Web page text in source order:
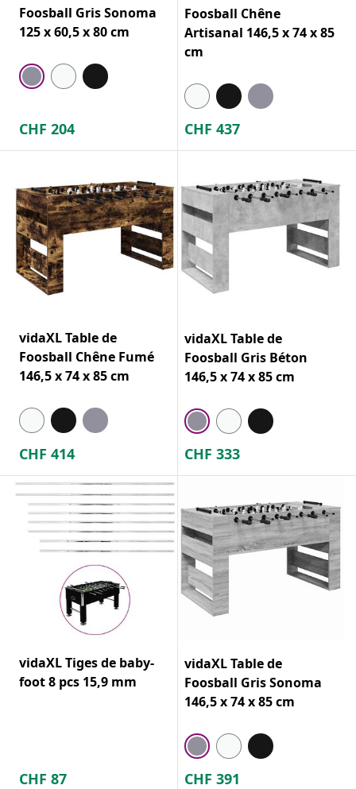
Foosball Gris Sonoma
125 x 60,5 x 80 cm
CHF 204
Foosball Chêne
Artisanal 146,5 x 74 x 85
cm
CHF 437
vidaXL Table de
Foosball Chêne Fumé
146,5 x 74 x 85 cm
CHF 414
vidaXL Table de
Foosball Gris Béton
146,5 x 74 x 85 cm
CHF 333
vidaXL Tiges de baby-
foot 8 pcs 15,9 mm
CHF 87
vidaXL Table de
Foosball Gris Sonoma
146,5 x 74 x 85 cm
CHF 391